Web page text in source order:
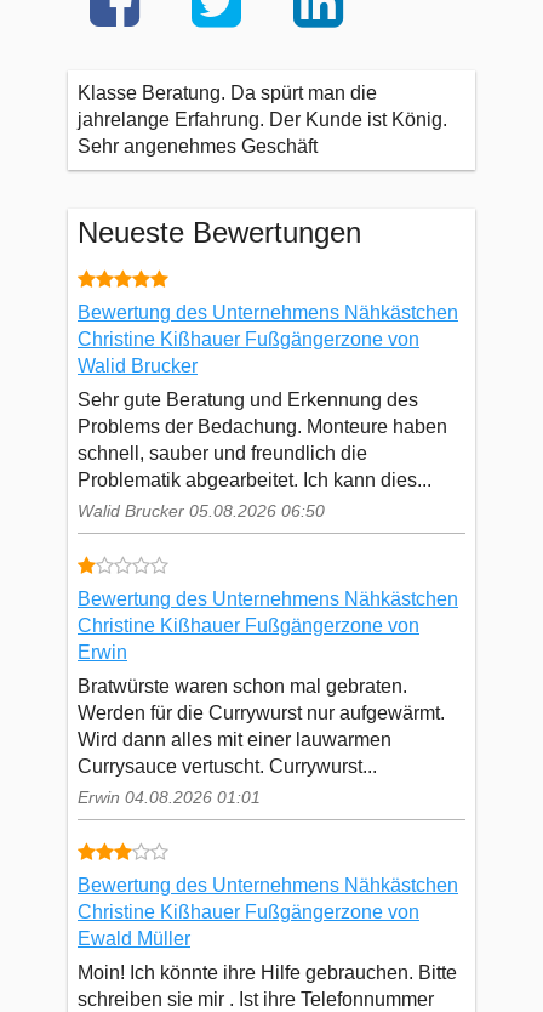
Klasse Beratung. Da spürt man die
jahrelange Erfahrung. Der Kunde ist König.
Sehr angenehmes Geschäft
Neueste Bewertungen
Bewertung des Unternehmens Nähkästchen
Christine Kißhauer Fußgängerzone von
Walid Brucker
Sehr gute Beratung und Erkennung des
Problems der Bedachung. Monteure haben
schnell, sauber und freundlich die
Problematik abgearbeitet. Ich kann dies...
Walid Brucker 05.08.2026 06:50
Bewertung des Unternehmens Nähkästchen
Christine Kißhauer Fußgängerzone von
Erwin
Bratwürste waren schon mal gebraten.
Werden für die Currywurst nur aufgewärmt.
Wird dann alles mit einer lauwarmen
Currysauce vertuscht. Currywurst...
Erwin 04.08.2026 01:01
Bewertung des Unternehmens Nähkästchen
Christine Kißhauer Fußgängerzone von
Ewald Müller
Moin! Ich könnte ihre Hilfe gebrauchen. Bitte
schreiben sie mir . Ist ihre Telefonnummer